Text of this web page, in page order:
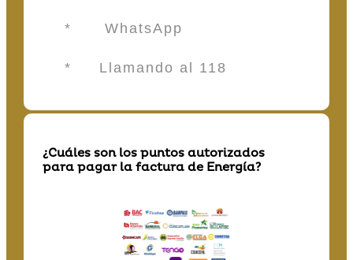
* WhatsApp
* Llamando al 118
¿Cuáles son los puntos autorizados
para pagar la factura de Energía?